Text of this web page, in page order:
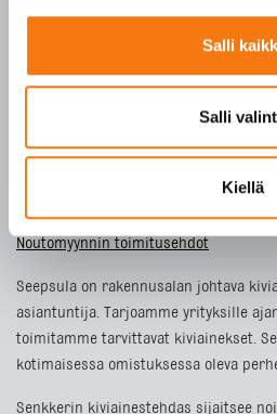
Salli
Salli
Kiellä
YHTEYSTIEDOT
Toimitusehdot
Noutomyynnin toimitusehdot
Seepsula on rakennusalan johtava
asiantuntija. Tarjoamme yrityksille
toimitamme tarvittavat kiviainekset.
kotimaisessa omistuksessa oleva
Senkkerin kiviainestehdas sijaitsee